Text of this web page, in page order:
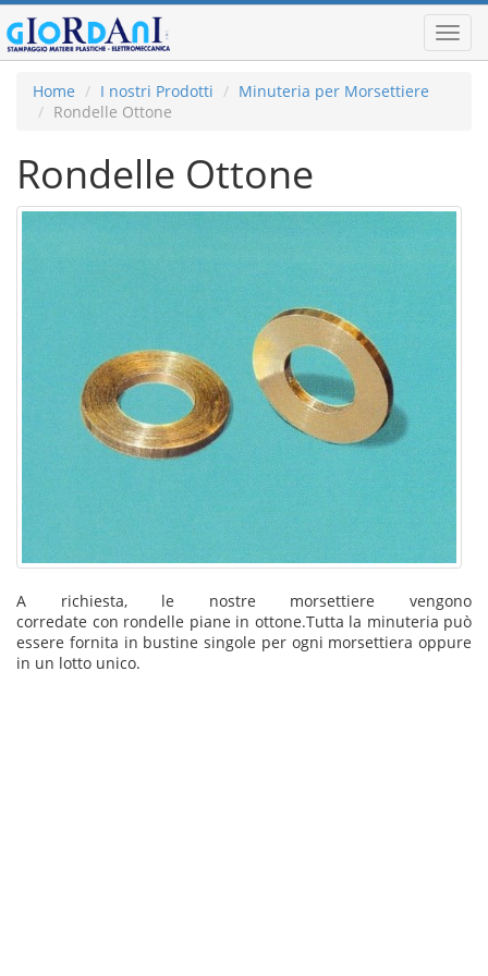
Home
I nostri Prodotti
Minuteria per Morsettiere
Rondelle Ottone
Rondelle Ottone
A richiesta, le nostre morsettiere vengono
corredate con rondelle piane in ottone.Tutta la minuteria può
essere fornita in bustine singole per ogni morsettiera oppure
in un lotto unico.